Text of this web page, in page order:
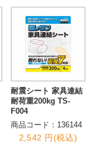
耐震シート 家具連結
耐荷重200kg TS-
F004
商品コード：136144
2,542 円(税込)